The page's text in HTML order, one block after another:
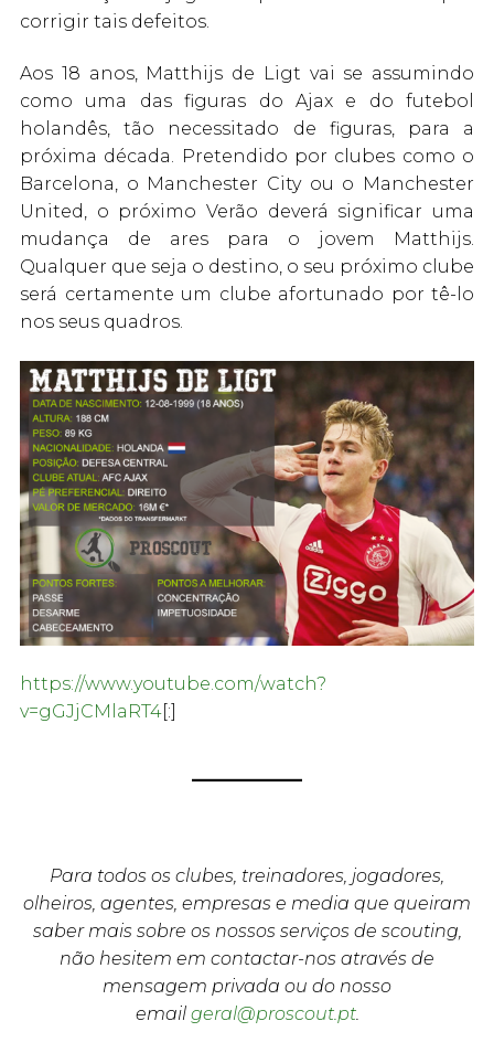
corrigir tais defeitos.
Aos 18 anos, Matthijs de Ligt vai se assumindo
como uma das figuras do Ajax e do futebol
holandês, tão necessitado de figuras, para a
próxima década. Pretendido por clubes como o
Barcelona, o Manchester City ou o Manchester
United, o próximo Verão deverá significar uma
mudança de ares para o jovem Matthijs.
Qualquer que seja o destino, o seu próximo clube
será certamente um clube afortunado por tê-lo
nos seus quadros.
https://www.youtube.com/watch?
v=gGJjCMlaRT4 [:]
Para todos os clubes, treinadores, jogadores,
olheiros, agentes, empresas e media que queiram
saber mais sobre os nossos serviços de scouting,
não hesitem em contactar-nos através de
mensagem privada ou do nosso
email geral@proscout.pt.